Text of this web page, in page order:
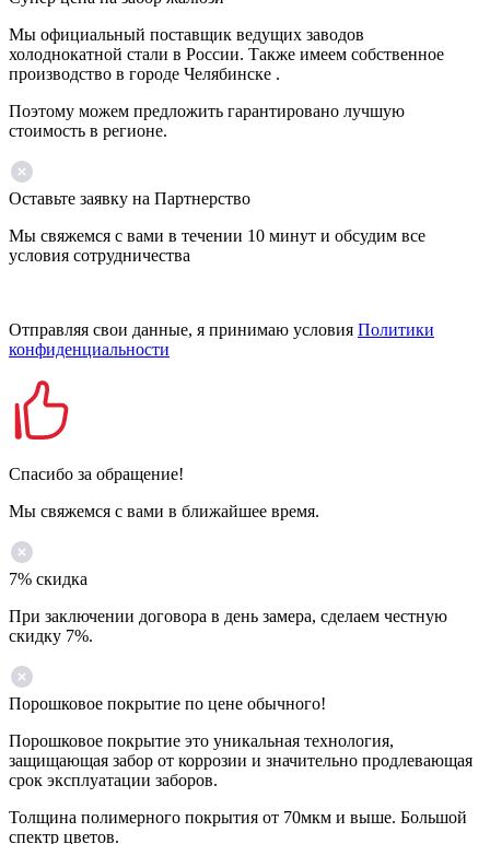
Мы официальный поставщик ведущих заводов
холоднокатной стали в России. Также имеем собственное
производство в городе Челябинске .
Поэтому можем предложить гарантировано лучшую
стоимость в регионе.
Оставьте заявку на Партнерство
Мы свяжемся с вами в течении 10 минут и обсудим все
условия сотрудничества
Отправляя свои данные, я принимаю условия Политики
конфиденциальности
Спасибо за обращение!
Мы свяжемся с вами в ближайшее время.
7% скидка
При заключении договора в день замера, сделаем честную
скидку 7%.
Порошковое покрытие по цене обычного!
Порошковое покрытие это уникальная технология,
защищающая забор от коррозии и значительно продлевающая
срок эксплуатации заборов.
Толщина полимерного покрытия от 70мкм и выше. Большой
спектр цветов.